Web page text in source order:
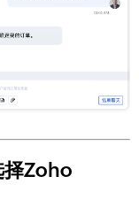
择Zoho